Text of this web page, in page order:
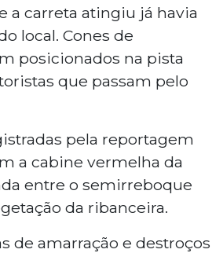
a carreta atingiu já havia
local. Cones de
posicionados na pista
que passam pelo
pela reportagem
a cabine vermelha da
entre o semirreboque
da ribanceira.
de amarração e destroços